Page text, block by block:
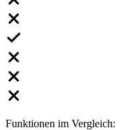
Funktionen im Vergleich: